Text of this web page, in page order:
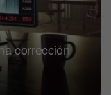
corrección